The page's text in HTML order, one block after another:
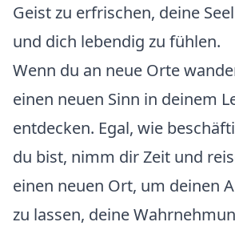
Geist zu erfrischen, deine
und dich lebendig zu fühlen.
Wenn du an neue Orte
einen neuen Sinn in deinem
entdecken. Egal, wie
du bist, nimm dir Zeit und
einen neuen Ort, um deinen
zu lassen, deine